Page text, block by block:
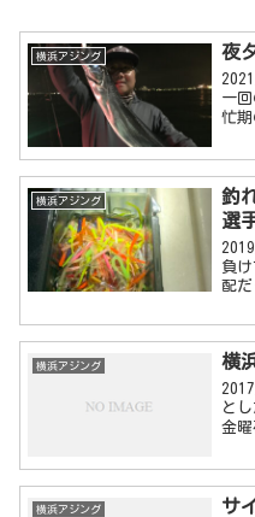
横浜アジング 夜
一
忙
情
のA
...
横浜アジング
釣
選
負
配
訪
の
横浜アジング 横
と
金
は
と
横浜アジング サ